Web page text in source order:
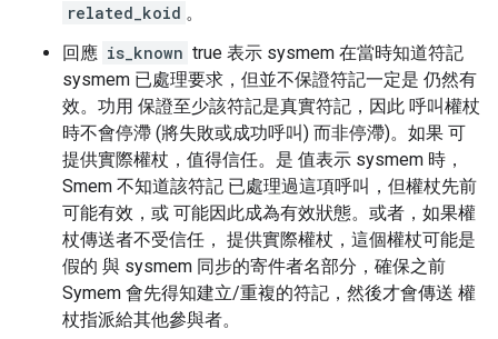
related_koid 。
回應 is_known true 表示 sysmem 在當時知道符記
sysmem 已處理要求，但並不保證符記一定是 仍然有
效。功用 保證至少該符記是真實符記，因此 呼叫權杖
時不會停滯 (將失敗或成功呼叫) 而非停滯)。如果 可
提供實際權杖，值得信任。是 值表示 sysmem 時，
Smem 不知道該符記 已處理過這項呼叫，但權杖先前
可能有效，或 可能因此成為有效狀態。或者，如果權
杖傳送者不受信任， 提供實際權杖，這個權杖可能是
假的 與 sysmem 同步的寄件者名部分，確保之前
Symem 會先得知建立/重複的符記，然後才會傳送 權
杖指派給其他參與者。